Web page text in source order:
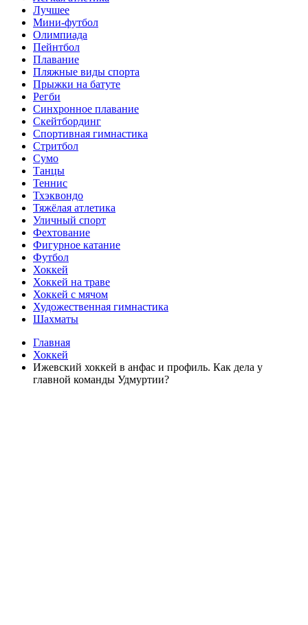
Лучшее
Мини-футбол
Олимпиада
Пейнтбол
Плавание
Пляжные виды спорта
Прыжки на батуте
Регби
Синхронное плавание
Скейтбординг
Спортивная гимнастика
Стритбол
Сумо
Танцы
Теннис
Тхэквондо
Тяжёлая атлетика
Уличный спорт
Фехтование
Фигурное катание
Футбол
Хоккей
Хоккей на траве
Хоккей с мячом
Художественная гимнастика
Шахматы
Главная
Хоккей
Ижевский хоккей в анфас и профиль. Как дела у
главной команды Удмуртии?